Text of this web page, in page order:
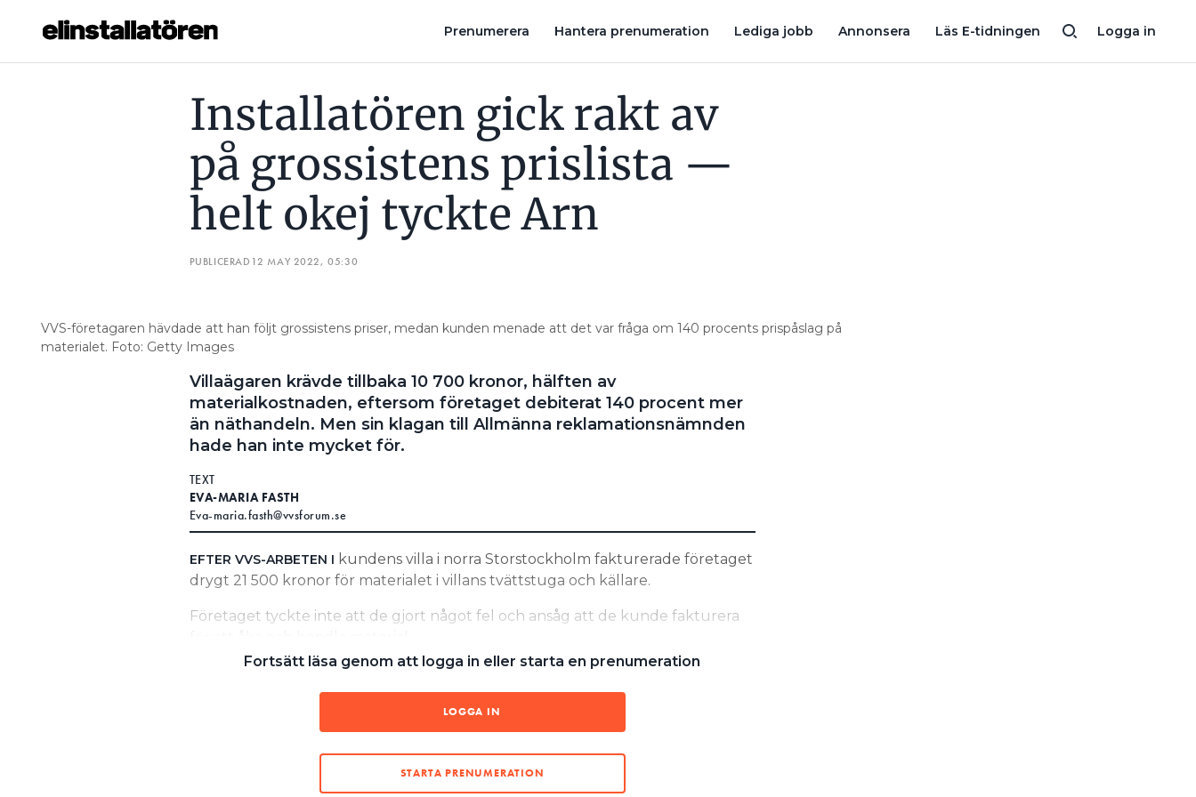
Logga in
Prenumerera Hantera prenumeration Lediga jobb Annonsera Läs E-tidningen
Hantera prenumeration
Om tidningen
Installatören gick rakt av
på grossistens prislista —
helt okej tyckte Arn
PUBLICERAD 12 MAY 2022, 05:30
VVS-företagaren hävdade att han följt grossistens priser, medan kunden menade att det var fråga om 140 procents prispåslag på
materialet. Foto: Getty Images
Villaägaren krävde tillbaka 10 700 kronor, hälften av
materialkostnaden, eftersom företaget debiterat 140 procent mer
än näthandeln. Men sin klagan till Allmänna reklamationsnämnden
hade han inte mycket för.
TEXT
EVA-MARIA FASTH
Eva-maria.fasth@vvsforum.se
EFTER VVS-ARBETEN I kundens villa i norra Storstockholm fakturerade företaget
drygt 21 500 kronor för materialet i villans tvättstuga och källare.
Företaget tyckte inte att de gjort något fel och ansåg att de kunde fakturera
HUR KUNDE SLUTSUMMAN BLI TIOTUSENTALS KRONOR DYRARE ÄN AVTALAT?
MEN KUNDEN ACCEPTERADE INTEdetta och anmälde VVS-företaget till Allmänna
Fortsätt läsa genom att logga in eller starta en prenumeration
LOGGA IN
STARTA PRENUMERATION
INSTALLATÖREN GICK RAKT AV PÅ GROSSISTENS PRISLISTA — HELT OKEJ TYCKTE ARN TVIST OM MATERIALPÅSLAG – ELFIRMAN HAMNADE PÅ SVARTA LISTAN SJU TIPS MOT